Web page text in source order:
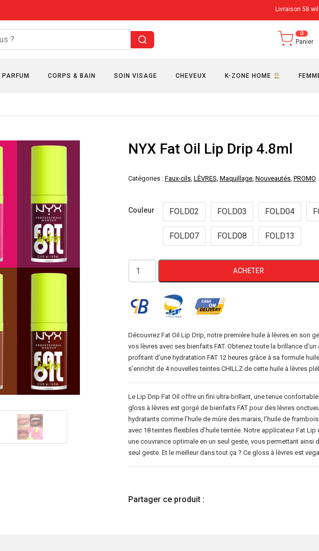
Livraison 58
0
Panier
PARFUM CORPS & BAIN SOIN VISAGE CHEVEUX K-ZONE HOME
NYX Fat Oil Lip Drip 4.8ml
Catégories : Faux-cils, LÈVRES, Maquillage, Nouveautés, PROMO
Couleur FOLD02 FOLD03 FOLD04
FOLD07 FOLD08 FOLD13
quantité
de
Fat
Lip
Drip
4.8ml
ACHETER
Découvrez Fat Oil Lip Drip, notre première huile à lèvres en son
vos lèvres avec ses bienfaits FAT. Obtenez toute la brillance
profitant d’une hydratation FAT 12 heures grâce à sa formule
s’enrichit de 4 nouvelles teintes CHILLZ de cette huile à lèvres
Le Lip Drip Fat Oil offre un fini ultra-brillant, une tenue
gloss à lèvres est gorgé de bienfaits FAT pour des lèvres
hydratants comme l’huile de mûre des marais, l’huile de
avec 18 teintes flexibles d’huile teintée. Notre applicateur Fat
une couvrance optimale en un seul geste, vous permettant ainsi
seul geste. Et le meilleur dans tout ça ? Ce gloss à lèvres est
Partager ce produit :